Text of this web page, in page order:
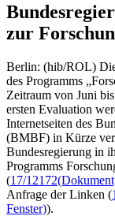
zur
Berlin: (hib/ROL) Die
des Programms
Zeitraum von Juni
ersten Evaluation
Internetseiten des
(BMBF) in Kürze
Bundesregierung in
Programms
(17/12172
Anfrage der Linken (
Fenster)).